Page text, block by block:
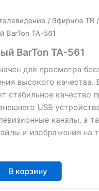
/ Эфирное ТВ /
BarTon TA-561
BarTon TA-561
для просмотра
высокого качества.
стабильное качество
USB
каналы, а
и изображения на
В корзину